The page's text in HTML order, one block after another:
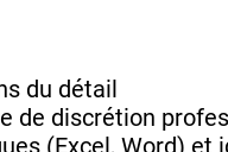
du détail
de discrétion
(Excel, Word)